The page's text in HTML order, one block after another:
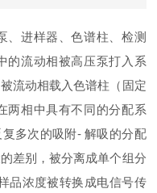
、进样器、色谱柱、检测
的流动相被高压泵打入系
流动相载入色谱柱（固定
两相中具有不同的分配系
多次的吸附- 解吸的分配
差别，被分离成单个组分
品浓度被转换成电信号传